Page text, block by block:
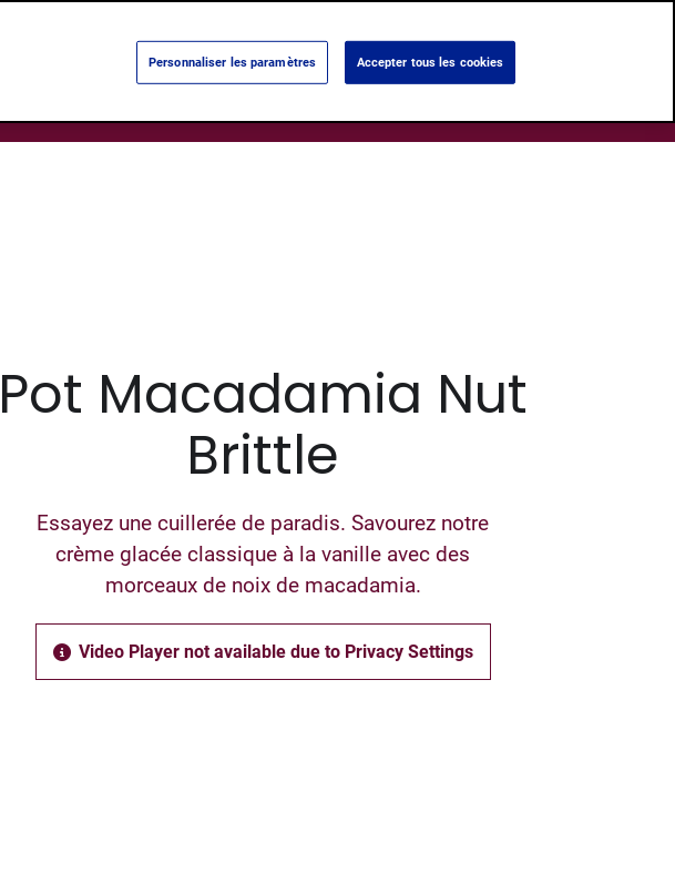
Pot Macadamia Nut
Brittle
Essayez une cuillerée de paradis. Savourez notre
crème glacée classique à la vanille avec des
morceaux de noix de macadamia.
Video Player not available due to Privacy Settings
Personnaliser les paramètres Accepter tous les cookies